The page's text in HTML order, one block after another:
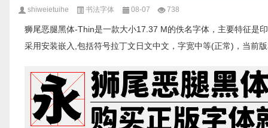
shiweietuihe 书法字体 08-07 738
狮尾恶腿黑体-Thin是一款大小17.37 M的佚名字体，主要特征是
采用安装嵌入,包括符号拉丁文日文中文，字宽中等(正常)，当前